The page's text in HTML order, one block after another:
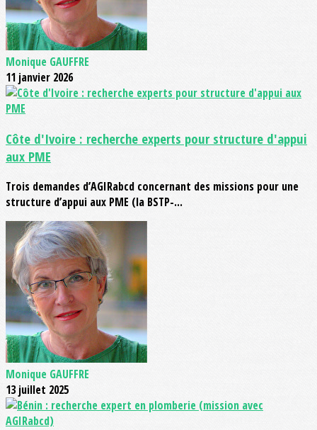
Monique GAUFFRE
11 janvier 2026
Côte d'Ivoire : recherche experts pour structure d'appui
aux PME
Trois demandes d’AGIRabcd concernant des missions pour une
structure d’appui aux PME (la BSTP-...
Monique GAUFFRE
13 juillet 2025